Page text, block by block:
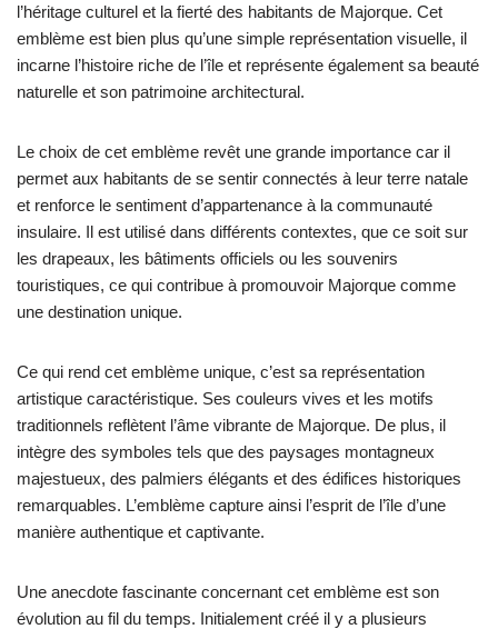
l’héritage culturel et la fierté des habitants de Majorque. Cet
emblème est bien plus qu’une simple représentation visuelle, il
incarne l’histoire riche de l’île et représente également sa beauté
naturelle et son patrimoine architectural.
Le choix de cet emblème revêt une grande importance car il
permet aux habitants de se sentir connectés à leur terre natale
et renforce le sentiment d’appartenance à la communauté
insulaire. Il est utilisé dans différents contextes, que ce soit sur
les drapeaux, les bâtiments officiels ou les souvenirs
touristiques, ce qui contribue à promouvoir Majorque comme
une destination unique.
Ce qui rend cet emblème unique, c’est sa représentation
artistique caractéristique. Ses couleurs vives et les motifs
traditionnels reflètent l’âme vibrante de Majorque. De plus, il
intègre des symboles tels que des paysages montagneux
majestueux, des palmiers élégants et des édifices historiques
remarquables. L’emblème capture ainsi l’esprit de l’île d’une
manière authentique et captivante.
Une anecdote fascinante concernant cet emblème est son
évolution au fil du temps. Initialement créé il y a plusieurs